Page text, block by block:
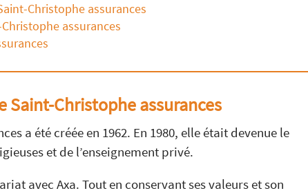
Christophe assurances
assurances
Saint-Christophe assurances
a été créée en 1962. En 1980, elle était devenue le
et de l’enseignement privé.
avec Axa. Tout en conservant ses valeurs et son